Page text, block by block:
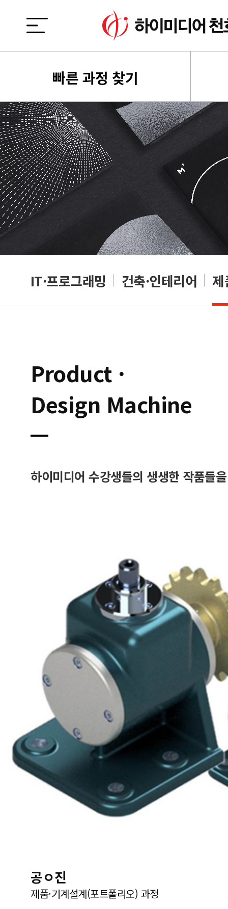
빠른 과정 찾기
IT·프로그래밍 건축·인테리어 제
Product ·
Design Machine
하이미디어 수강생들의 생생한 작품들
공ㅇ진
제품·기계설계(포트폴리오) 과정